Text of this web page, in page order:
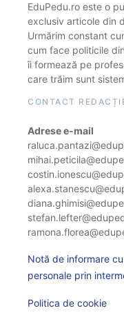
EduPedu.ro este o
exclusiv articole din
Urmărim constant
cum face politicile
îi formează pe
care trăim sunt
CONTACT
Adrese e-mail
Notă de informare
personale prin
Politica de cookie